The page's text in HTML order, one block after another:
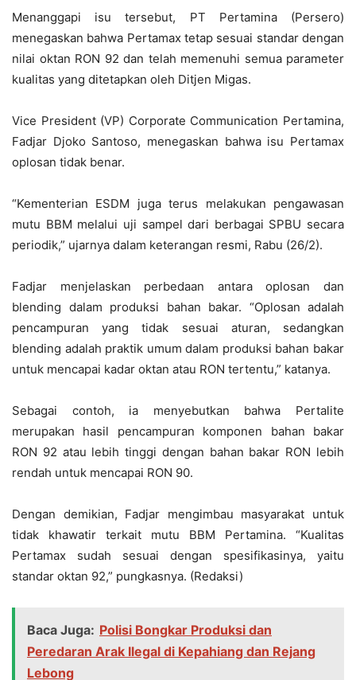
Menanggapi isu tersebut, PT Pertamina (Persero)
menegaskan bahwa Pertamax tetap sesuai standar dengan
nilai oktan RON 92 dan telah memenuhi semua parameter
kualitas yang ditetapkan oleh Ditjen Migas.
Vice President (VP) Corporate Communication Pertamina,
Fadjar Djoko Santoso, menegaskan bahwa isu Pertamax
oplosan tidak benar.
“Kementerian ESDM juga terus melakukan pengawasan
mutu BBM melalui uji sampel dari berbagai SPBU secara
periodik,” ujarnya dalam keterangan resmi, Rabu (26/2).
Fadjar menjelaskan perbedaan antara oplosan dan
blending dalam produksi bahan bakar. “Oplosan adalah
pencampuran yang tidak sesuai aturan, sedangkan
blending adalah praktik umum dalam produksi bahan bakar
untuk mencapai kadar oktan atau RON tertentu,” katanya.
Sebagai contoh, ia menyebutkan bahwa Pertalite
merupakan hasil pencampuran komponen bahan bakar
RON 92 atau lebih tinggi dengan bahan bakar RON lebih
rendah untuk mencapai RON 90.
Dengan demikian, Fadjar mengimbau masyarakat untuk
tidak khawatir terkait mutu BBM Pertamina. “Kualitas
Pertamax sudah sesuai dengan spesifikasinya, yaitu
standar oktan 92,” pungkasnya. (Redaksi)
Baca Juga: Polisi Bongkar Produksi dan
Peredaran Arak Ilegal di Kepahiang dan Rejang
Lebong